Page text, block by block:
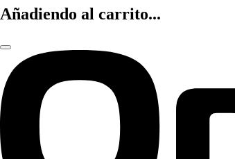
Añadiendo al carrito...